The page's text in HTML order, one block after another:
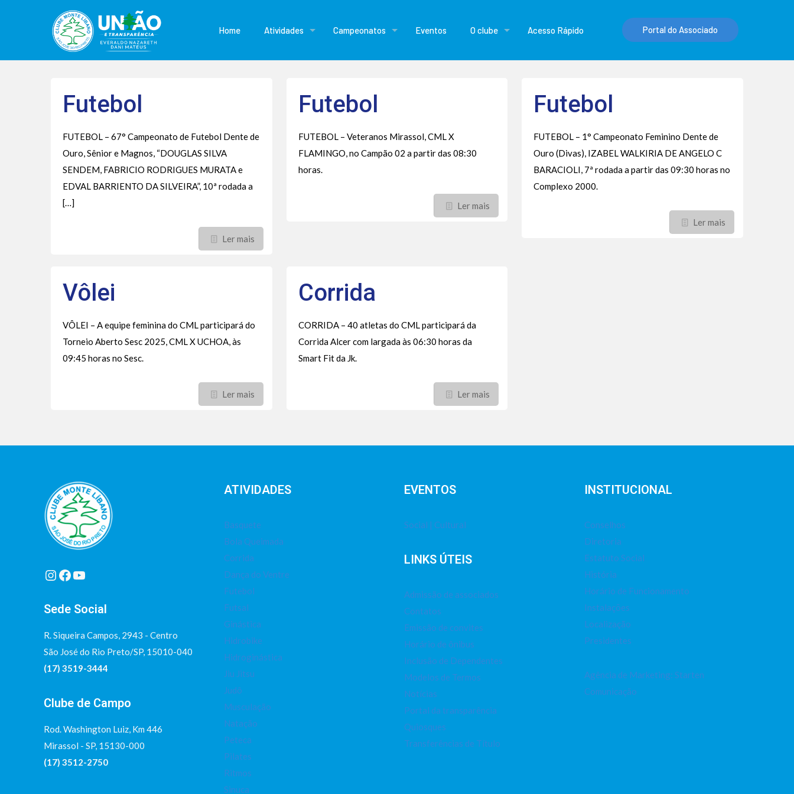
Home Atividades Campeonatos Eventos O clube Acesso Rápido Portal do Associado
Futebol
FUTEBOL – 67° Campeonato de Futebol Dente de
Ouro, Sênior e Magnos, “DOUGLAS SILVA
SENDEM, FABRICIO RODRIGUES MURATA e
EDVAL BARRIENTO DA SILVEIRA”, 10ª rodada a
[…]
Ler mais
Futebol
FUTEBOL – Veteranos Mirassol, CML X
FLAMINGO, no Campão 02 a partir das 08:30
horas.
Ler mais
Futebol
FUTEBOL – 1° Campeonato Feminino Dente de
Ouro (Divas), IZABEL WALKIRIA DE ANGELO C
BARACIOLI, 7ª rodada a partir das 09:30 horas no
Complexo 2000.
Ler mais
Vôlei
VÔLEI – A equipe feminina do CML participará do
Torneio Aberto Sesc 2025, CML X UCHOA, às
09:45 horas no Sesc.
Ler mais
Corrida
CORRIDA – 40 atletas do CML participará da
Corrida Alcer com largada às 06:30 horas da
Smart Fit da Jk.
Ler mais
Instagram
Facebook
Youtube
Sede Social
R. Siqueira Campos, 2943 - Centro
São José do Rio Preto/SP, 15010-040
(17) 3519-3444
Clube de Campo
Rod. Washington Luiz, Km 446
Mirassol - SP, 15130-000
(17) 3512-2750
ATIVIDADES
Basquete
Bola Queimada
Corrida
Dança do Ventre
Futebol
Futsal
Ginástica
Hidrobike
Hidroginástica
Jiu Jitsu
Judô
Musculação
Natação
Peteca
Pilates
Ritmos
Sinuca
EVENTOS
Social | Cultural
LINKS ÚTEIS
Admissão de associados
Contatos
Emissão de convites
Horário de ônibus
Inclusão de Dependentes
Modelos de Termos
Notícias
Portal da transparência
Quiosques
Transferências de Título
INSTITUCIONAL
Conselhos
Diretoria
Estatuto Social
História
Horário de Funcionamento
Instalações
Localização
Presidentes
Agência de Marketing: Starten
Comunicação